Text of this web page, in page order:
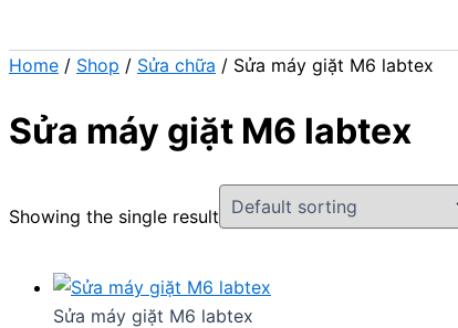
Home / Shop / Sửa chữa / Sửa máy giặt M6 labtex
Sửa máy giặt M6 labtex
Showing the single result
Sửa máy giặt M6 labtex